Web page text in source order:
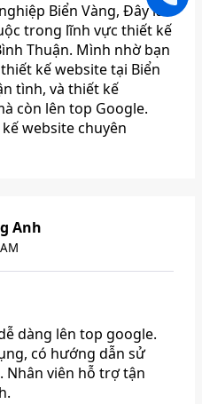
Biển Vàng, Đây là
trong lĩnh vực thiết kế
Thuận. Mình nhờ bạn
kế website tại Biển
tình, và thiết kế
còn lên top Google.
website chuyên
Anh
dàng lên top google.
có hướng dẫn sử
Nhân viên hỗ trợ tận